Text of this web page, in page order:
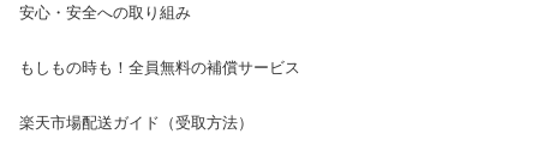
安心・安全への取り組み
もしもの時も！全員無料の補償サービス
楽天市場配送ガイド（受取方法）